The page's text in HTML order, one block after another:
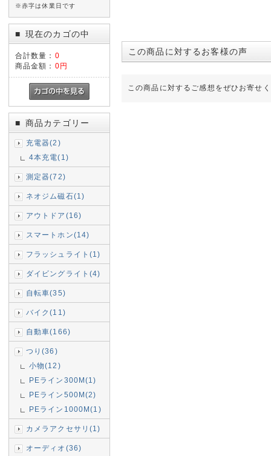
※赤字は休業日です
■ 現在のカゴの中
合計数量： 0
商品金額： 0円
■ 商品カテゴリー
充電器(2)
4本充電(1)
測定器(72)
ネオジム磁石(1)
アウトドア(16)
スマートホン(14)
フラッシュライト(1)
ダイビングライト(4)
自転車(35)
バイク(11)
自動車(166)
つり(36)
小物(12)
PEライン300M(1)
PEライン500M(2)
PEライン1000M(1)
カメラアクセサリ(1)
オーディオ(36)
この商品に対するお客様の声
この商品に対するご感想をぜひお寄せ